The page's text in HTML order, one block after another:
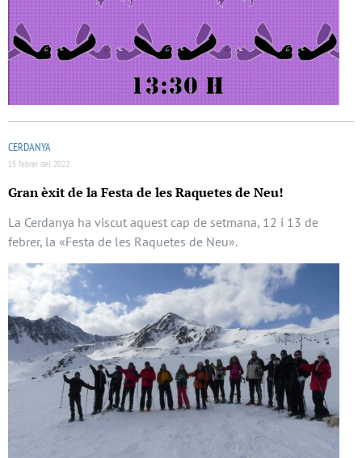
CERDANYA
15 febrer del 2022
Gran èxit de la Festa de les Raquetes de Neu!
La Cerdanya ha viscut aquest cap de setmana, 12 i 13 de
febrer, la «Festa de les Raquetes de Neu».